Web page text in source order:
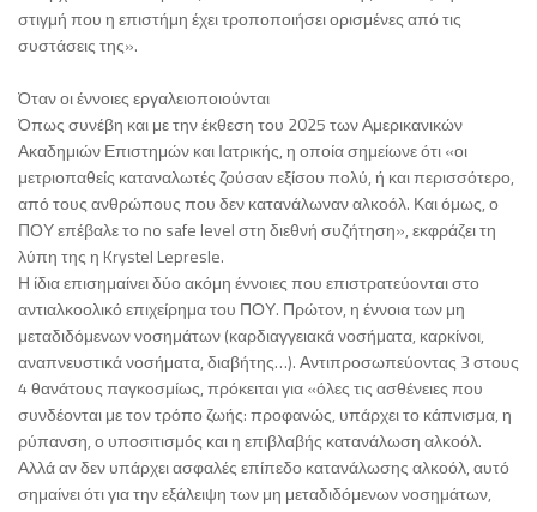
στιγμή που η επιστήμη έχει τροποποιήσει ορισμένες από τις
συστάσεις της».
Όταν οι έννοιες εργαλειοποιούνται
Όπως συνέβη και με την έκθεση του 2025 των Αμερικανικών
Ακαδημιών Επιστημών και Ιατρικής, η οποία σημείωνε ότι «οι
μετριοπαθείς καταναλωτές ζούσαν εξίσου πολύ, ή και περισσότερο,
από τους ανθρώπους που δεν κατανάλωναν αλκοόλ. Και όμως, ο
ΠΟΥ επέβαλε το no safe level στη διεθνή συζήτηση», εκφράζει τη
λύπη της η Krystel Lepresle.
Η ίδια επισημαίνει δύο ακόμη έννοιες που επιστρατεύονται στο
αντιαλκοολικό επιχείρημα του ΠΟΥ. Πρώτον, η έννοια των μη
μεταδιδόμενων νοσημάτων (καρδιαγγειακά νοσήματα, καρκίνοι,
αναπνευστικά νοσήματα, διαβήτης…). Αντιπροσωπεύοντας 3 στους
4 θανάτους παγκοσμίως, πρόκειται για «όλες τις ασθένειες που
συνδέονται με τον τρόπο ζωής: προφανώς, υπάρχει το κάπνισμα, η
ρύπανση, ο υποσιτισμός και η επιβλαβής κατανάλωση αλκοόλ.
Αλλά αν δεν υπάρχει ασφαλές επίπεδο κατανάλωσης αλκοόλ, αυτό
σημαίνει ότι για την εξάλειψη των μη μεταδιδόμενων νοσημάτων,